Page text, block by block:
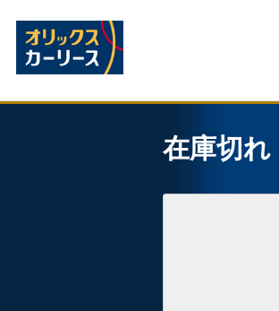
在庫切れ